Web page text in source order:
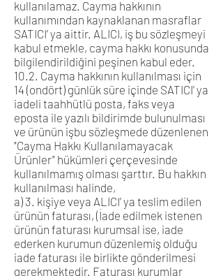
kullanılamaz. Cayma hakkının
kullanımından kaynaklanan masraflar
SATICI’ ya aittir. ALICI, iş bu sözleşmeyi
kabul etmekle, cayma hakkı konusunda
bilgilendirildiğini peşinen kabul eder.
10.2. Cayma hakkının kullanılması için
14 (ondört) günlük süre içinde SATICI' ya
iadeli taahhütlü posta, faks veya
eposta ile yazılı bildirimde bulunulması
ve ürünün işbu sözleşmede düzenlenen
"Cayma Hakkı Kullanılamayacak
Ürünler" hükümleri çerçevesinde
kullanılmamış olması şarttır. Bu hakkın
kullanılması halinde,
a) 3. kişiye veya ALICI’ ya teslim edilen
ürünün faturası, (İade edilmek istenen
ürünün faturası kurumsal ise, iade
ederken kurumun düzenlemiş olduğu
iade faturası ile birlikte gönderilmesi
gerekmektedir. Faturası kurumlar